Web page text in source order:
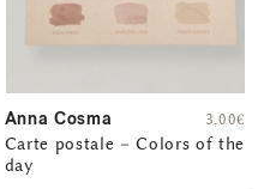
Anna Cosma
Carte postale – Colors of the
day
3,00€